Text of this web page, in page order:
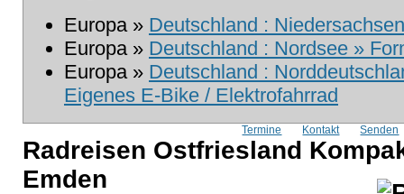
Europa » Deutschland :
Europa » Deutschland : Nordsee »
Europa » Deutschland :
Eigenes E-Bike / Elektrofahrrad
Termine Kontakt Senden
Radreisen Ostfriesland
Emden